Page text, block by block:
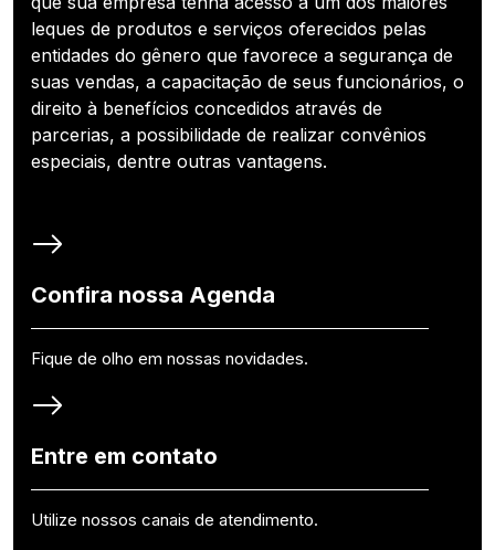
leques de produtos e serviços oferecidos pelas
entidades do gênero que favorece a segurança de
suas vendas, a capacitação de seus funcionários, o
direito à benefícios concedidos através de
parcerias, a possibilidade de realizar convênios
especiais, dentre outras vantagens.
Confira nossa Agenda
Fique de olho em nossas novidades.
Entre em contato
Utilize nossos canais de atendimento.